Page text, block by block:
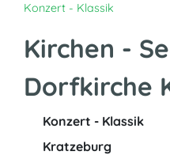
Konzert - Klassik
Kirchen -
Dorfkirche
Konzert - Klassik
Kratzeburg